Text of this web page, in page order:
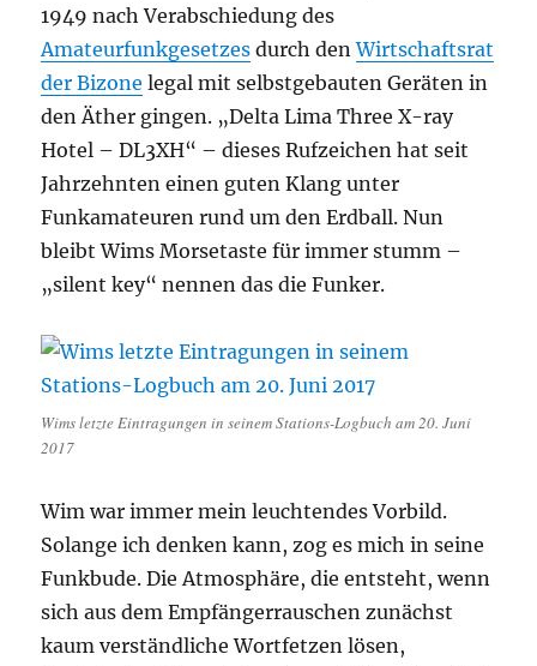
1949 nach Verabschiedung des
Amateurfunkgesetzes durch denWirtschaftsrat
der Bizone legal mit selbstgebauten Geräten in
den Äther gingen. „Delta Lima Three X-ray
Hotel – DL3XH“ – dieses Rufzeichen hat seit
Jahrzehnten einen guten Klang unter
Funkamateuren rund um den Erdball. Nun
bleibt Wims Morsetaste für immer stumm –
„silent key“ nennen das die Funker.
Wims letzte Eintragungen in seinem Stations-Logbuch am 20. Juni
2017
Wim war immer mein leuchtendes Vorbild.
Solange ich denken kann, zog es mich in seine
Funkbude. Die Atmosphäre, die entsteht, wenn
sich aus dem Empfängerrauschen zunächst
kaum verständliche Wortfetzen lösen,